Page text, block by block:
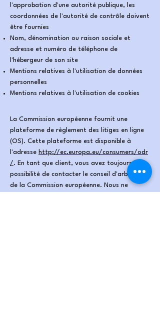
l'approbation d'une autorité publique, les
coordonnées de l'autorité de contrôle doivent
être fournies
Nom, dénomination ou raison sociale et
adresse et numéro de téléphone de
l'hébergeur de son site
Mentions relatives à l'utilisation de données
personnelles
Mentions relatives à l'utilisation de cookies
La Commission européenne fournit une
plateforme de règlement des litiges en ligne
(OS). Cette plateforme est disponible à
l'adresse http://ec.europa.eu/consumers/odr
/. En tant que client, vous avez toujours la
possibilité de contacter le conseil d'arbitrage
de la Commission européenne. Nous ne